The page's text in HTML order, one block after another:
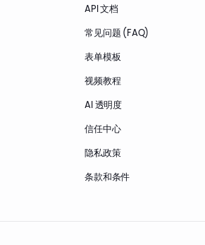
API 文档
常见问题 (FAQ)
表单模板
视频教程
AI 透明度
信任中心
隐私政策
条款和条件